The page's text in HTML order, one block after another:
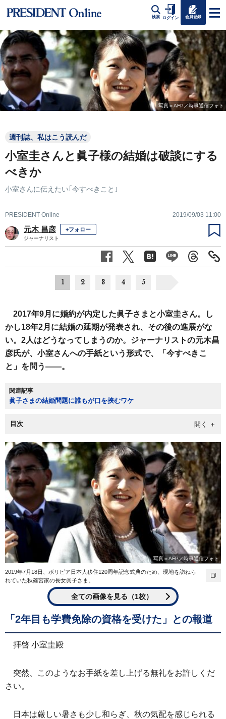
検索 ログイン 会員登録
写真＝AFP／時事通信フォト
週刊誌、私はこう読んだ
小室圭さんと眞子様の結婚は破談にする
べきか
小室さんに伝えたい｢今すべきこと｣
PRESIDENT Online 2019/09/03 11:00
元木 昌彦 +フォロー
ジャーナリスト
1 2 3 4 5
2017年9月に婚約が内定した眞子さまと小室圭さん。し
かし18年2月に結婚の延期が発表され、その後の進展がな
い。2人はどうなってしまうのか。ジャーナリストの元木昌
彦氏が、小室さんへの手紙という形式で、「今すべきこ
と」を問う——。
関連記事
眞子さまの結婚問題に誰もが口を挟むワケ
目次
写真＝AFP／時事通信フォト
2019年7月18日、ボリビア日本人移住120周年記念式典のため、現地を訪ねら
れていた秋篠宮家の長女眞子さま。
全ての画像を見る（1枚）
「2年目も学費免除の資格を受けた」との報道
拝啓 小室圭殿
突然、このようなお手紙を差し上げる無礼をお許しくだ
さい。
日本は厳しい暑さも少し和らぎ、秋の気配を感じられる